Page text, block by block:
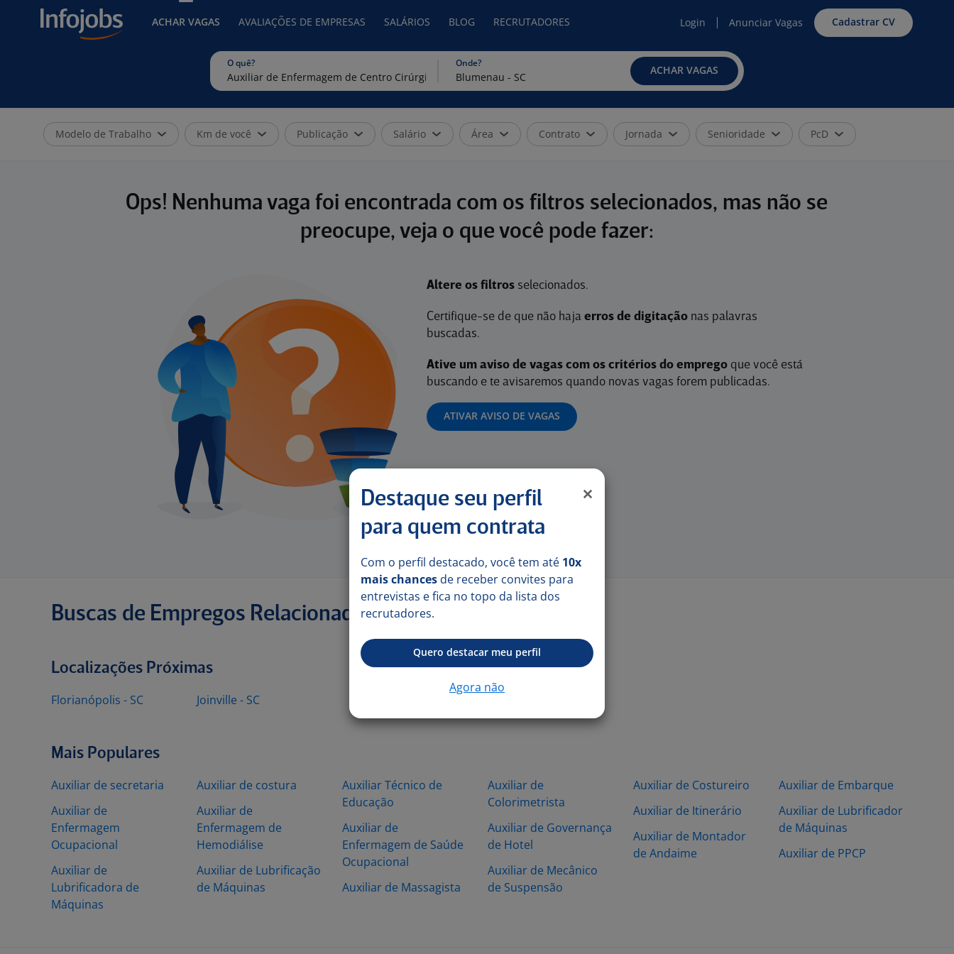
ACHAR VAGAS AVALIAÇÕES DE EMPRESAS SALÁRIOS BLOG RECRUTADORES Login Anunciar Vagas Cadastrar CV
O quê? Onde?
ACHAR VAGAS
Modelo de Trabalho Km de você Publicação Salário Área Contrato Jornada Senioridade PcD
Ops! Nenhuma vaga foi encontrada com os filtros selecionados, mas não se
preocupe, veja o que você pode fazer:
Altere os filtrosselecionados.
Certifique-se de que não haja erros de digitaçãonas palavras
buscadas.
Ative um aviso de vagas com os critérios do empregoque você está
buscando e te avisaremos quando novas vagas forem publicadas.
ATIVAR AVISO DE VAGAS
Buscas de Empregos Relacionadas
Localizações Próximas
Florianópolis - SC Joinville - SC
Mais Populares
Auxiliar de secretaria
Auxiliar de
Enfermagem
Ocupacional
Auxiliar de
Lubrificadora de
Máquinas
Auxiliar de costura
Auxiliar de
Enfermagem de
Hemodiálise
Auxiliar de Lubrificação
de Máquinas
Auxiliar Técnico de
Educação
Auxiliar de
Enfermagem de Saúde
Ocupacional
Auxiliar de Massagista
Auxiliar de
Colorimetrista
Auxiliar de Governança
de Hotel
Auxiliar de Mecânico
de Suspensão
Auxiliar de Costureiro
Auxiliar de Itinerário
Auxiliar de Montador
de Andaime
Auxiliar de Embarque
Auxiliar de Lubrificador
de Máquinas
Auxiliar de PPCP
Destaque seu perfil
para quem contrata
Com o perfil destacado, você tem até 10x
mais chances de receber convites para
entrevistas e fica no topo da lista dos
recrutadores.
Quero destacar meu perfil
Agora não